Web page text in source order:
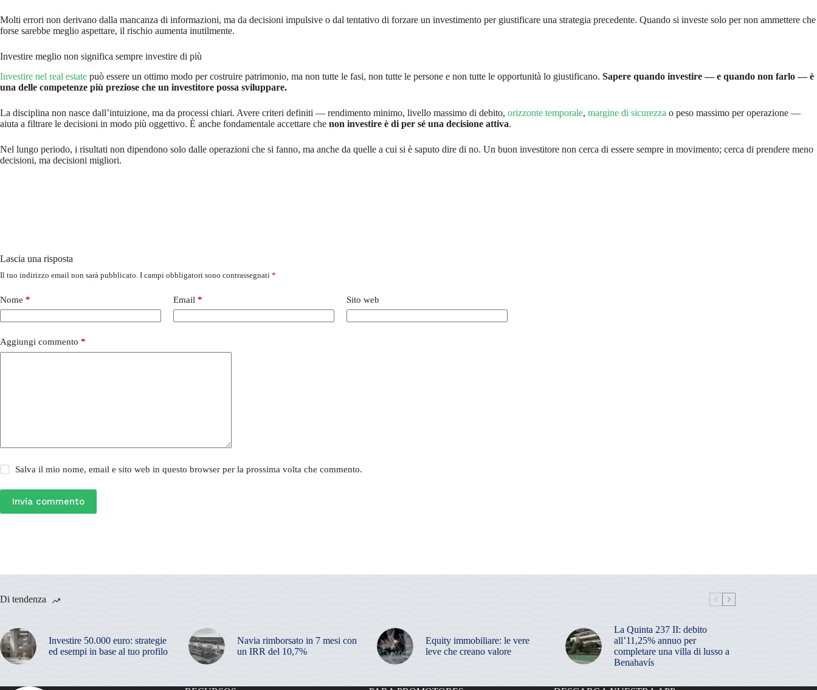
Molti errori non derivano dalla mancanza di informazioni, ma da decisioni impulsive o dal tentativo di forzare un investimento per giustificare una strategia precedente. Quando si investe solo per non ammettere che
forse sarebbe meglio aspettare, il rischio aumenta inutilmente.
Investire meglio non significa sempre investire di più
Investire nel real estate può essere un ottimo modo per costruire patrimonio, ma non tutte le fasi, non tutte le persone e non tutte le opportunità lo giustificano. Sapere quando investire — e quando non farlo — è
una delle competenze più preziose che un investitore possa sviluppare.
La disciplina non nasce dall’intuizione, ma da processi chiari. Avere criteri definiti — rendimento minimo, livello massimo di debito, orizzonte temporale, margine di sicurezza o peso massimo per operazione —
aiuta a filtrare le decisioni in modo più oggettivo. È anche fondamentale accettare che non investire è di per sé una decisione attiva.
Nel lungo periodo, i risultati non dipendono solo dalle operazioni che si fanno, ma anche da quelle a cui si è saputo dire di no. Un buon investitore non cerca di essere sempre in movimento; cerca di prendere meno
decisioni, ma decisioni migliori.
Lascia una risposta
Il tuo indirizzo email non sarà pubblicato. I campi obbligatori sono contrassegnati *
Nome * Email * Sito web
Aggiungi commento *
Salva il mio nome, email e sito web in questo browser per la prossima volta che commento.
Invia commento
Di tendenza
Investire 50.000 euro: strategie
ed esempi in base al tuo profilo
Navia rimborsato in 7 mesi con
un IRR del 10,7%
Equity immobiliare: le vere
leve che creano valore
La Quinta 237 II: debito
all’11,25% annuo per
completare una villa di lusso a
Benahavís